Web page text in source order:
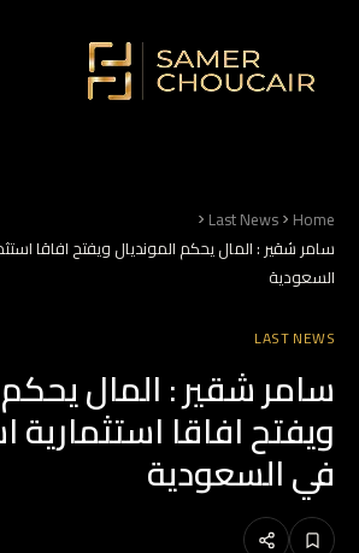
Home
Last News
سامر شقير : المال يحكم المونديال ويفتح افاقا
السعودية
LAST NEWS
سامر شقير : المال يحكم
ويفتح افاقا استثمارية
في السعودية